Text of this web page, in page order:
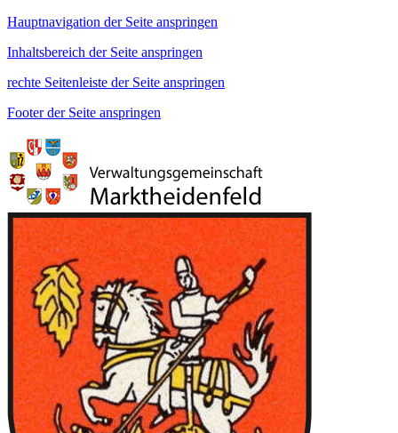
Hauptnavigation der Seite anspringen
Inhaltsbereich der Seite anspringen
rechte Seitenleiste der Seite anspringen
Footer der Seite anspringen